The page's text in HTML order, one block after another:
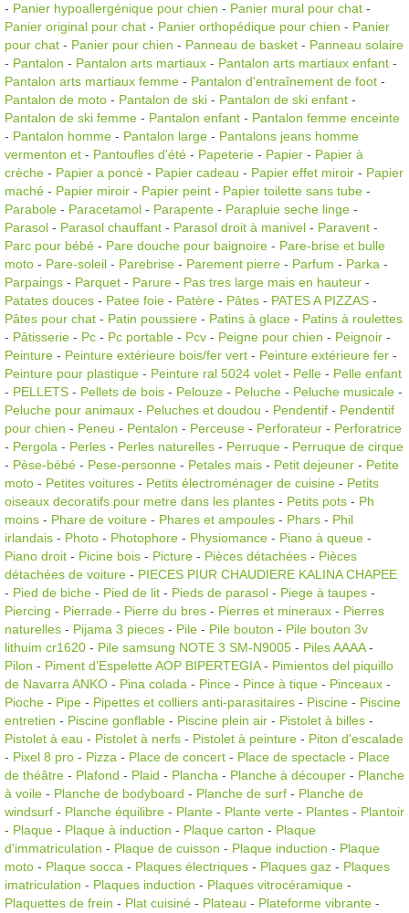
- Panier hypoallergénique pour chien - Panier mural pour chat -
Panier original pour chat - Panier orthopédique pour chien - Panier
pour chat - Panier pour chien - Panneau de basket - Panneau solaire
- Pantalon - Pantalon arts martiaux - Pantalon arts martiaux enfant -
Pantalon arts martiaux femme - Pantalon d'entraînement de foot -
Pantalon de moto - Pantalon de ski - Pantalon de ski enfant -
Pantalon de ski femme - Pantalon enfant - Pantalon femme enceinte
- Pantalon homme - Pantalon large - Pantalons jeans homme
vermenton et - Pantoufles d'été - Papeterie - Papier - Papier à
crèche - Papier a poncè - Papier cadeau - Papier effet miroir - Papier
maché - Papier miroir - Papier peint - Papier toilette sans tube -
Parabole - Paracetamol - Parapente - Parapluie seche linge -
Parasol - Parasol chauffant - Parasol droit à manivel - Paravent -
Parc pour bébé - Pare douche pour baignoire - Pare-brise et bulle
moto - Pare-soleil - Parebrise - Parement pierre - Parfum - Parka -
Parpaings - Parquet - Parure - Pas tres large mais en hauteur -
Patates douces - Patee foie - Patère - Pâtes - PATES A PIZZAS -
Pâtes pour chat - Patin poussiere - Patins à glace - Patins à roulettes
- Pâtisserie - Pc - Pc portable - Pcv - Peigne pour chien - Peignoir -
Peinture - Peinture extérieure bois/fer vert - Peinture extérieure fer -
Peinture pour plastique - Peinture ral 5024 volet - Pelle - Pelle enfant
- PELLETS - Pellets de bois - Pelouze - Peluche - Peluche musicale -
Peluche pour animaux - Peluches et doudou - Pendentif - Pendentif
pour chien - Peneu - Pentalon - Perceuse - Perforateur - Perforatrice
- Pergola - Perles - Perles naturelles - Perruque - Perruque de cirque
- Pèse-bébé - Pese-personne - Petales mais - Petit dejeuner - Petite
moto - Petites voitures - Petits électroménager de cuisine - Petits
oiseaux decoratifs pour metre dans les plantes - Petits pots - Ph
moins - Phare de voiture - Phares et ampoules - Phars - Phil
irlandais - Photo - Photophore - Physiomance - Piano à queue -
Piano droit - Picine bois - Picture - Pièces détachées - Pièces
détachées de voiture - PIECES PIUR CHAUDIERE KALINA CHAPEE
- Pied de biche - Pied de lit - Pieds de parasol - Piege à taupes -
Piercing - Pierrade - Pierre du bres - Pierres et mineraux - Pierres
naturelles - Pijama 3 pieces - Pile - Pile bouton - Pile bouton 3v
lithuim cr1620 - Pile samsung NOTE 3 SM-N9005 - Piles AAAA-
Pilon - Piment d’Espelette AOP BIPERTEGIA- Pimientos del piquillo
de Navarra ANKO - Pina colada - Pince - Pince à tique - Pinceaux -
Pioche - Pipe - Pipettes et colliers anti-parasitaires - Piscine - Piscine
entretien - Piscine gonflable - Piscine plein air - Pistolet à billes -
Pistolet à eau - Pistolet à nerfs - Pistolet à peinture - Piton d'escalade
- Pixel 8 pro - Pizza - Place de concert - Place de spectacle - Place
de théâtre - Plafond - Plaid - Plancha - Planche à découper - Planche
à voile - Planche de bodyboard - Planche de surf - Planche de
windsurf - Planche équilibre - Plante - Plante verte - Plantes - Plantoir
- Plaque - Plaque à induction - Plaque carton - Plaque
d'immatriculation - Plaque de cuisson - Plaque induction - Plaque
moto - Plaque socca - Plaques électriques - Plaques gaz - Plaques
imatriculation - Plaques induction - Plaques vitrocéramique -
Plaquettes de frein - Plat cuisiné - Plateau - Plateforme vibrante -